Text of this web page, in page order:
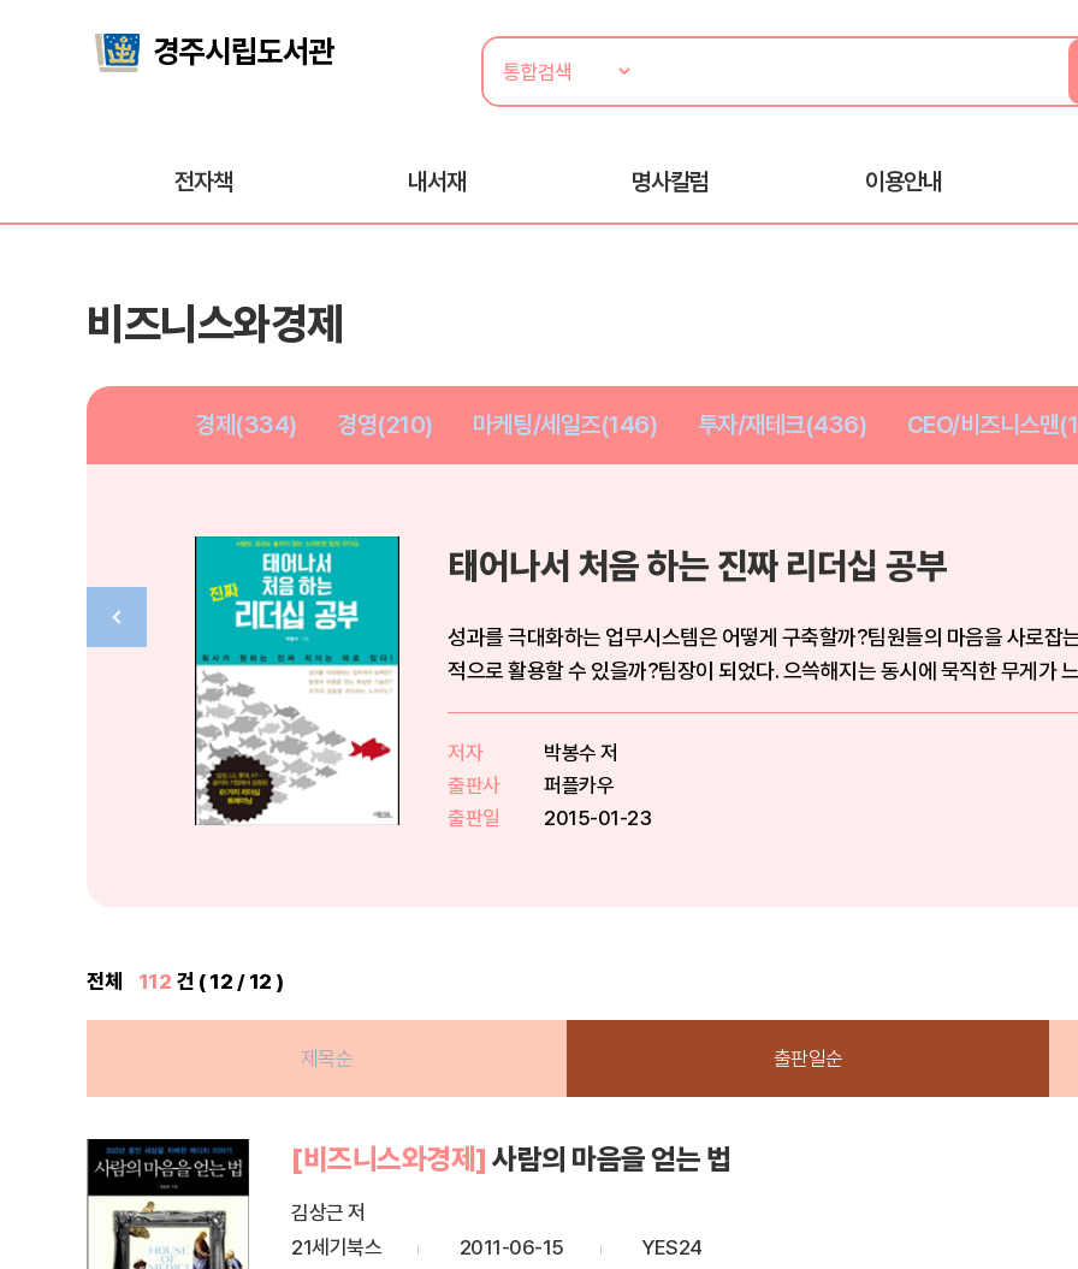
전자책 내서재 명사칼럼 이용안내
비즈니스와경제
경제(334) 경영(210) 마케팅/세일즈(146) 투자/재테크(436) CEO/비즈니스맨
태어나서 처음 하는 진짜 리더십 공부
성과를 극대화하는 업무시스템은 어떻게 구축할까?팀원들의 마음을 사로잡
적으로 활용할 수 있을까?팀장이 되었다. 으쓱해지는 동시에 묵직한 무게가
저자
박봉수 저
출판사
퍼플카우
출판일
2015-01-23
전체 112 건 ( 12 / 12 )
제목순 출판일순
[비즈니스와경제] 사람의 마음을 얻는 법
김상근 저
21세기북스
2011-06-15
YES24